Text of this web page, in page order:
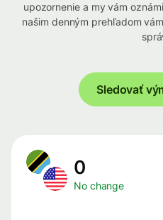
upozornenie a my vám
našim denným prehľadom
Sledovať
0
No change